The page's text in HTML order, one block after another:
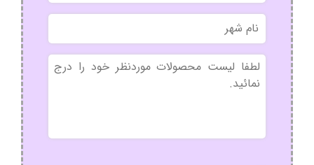
نام
شهر
بدون
عنوان